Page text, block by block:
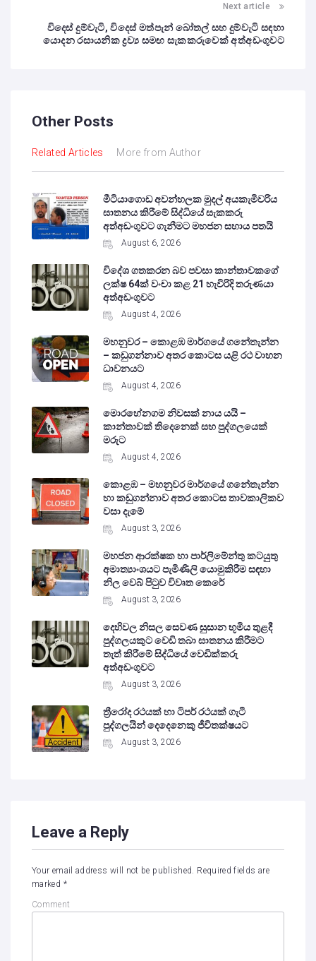
Next article
විදෙස් දුම්වැටි, විදෙස් මත්පැන් බෝතල් සහ දුම්වැටි සඳහා
යොදන රසායනික ද්‍රව්‍ය සමඟ සැකකරුවෙක් අත්අඩංගුවට
Other Posts
Related Articles More from Author
මීටියාගොඩ අවන්හලක මුදල් අයකැමිවරිය
ඝාතනය කිරීමේ සිද්ධියේ සැකකරු
අත්අඩංගුවට ගැනීමට මහජන සහාය පතයි
August 6, 2026
විදේශ ගතකරන බව පවසා කාන්තාවකගේ
ලක්ෂ 64ක් වංචා කළ 21 හැවිරිදි තරුණයා
අත්අඩංගුවට
August 4, 2026
මහනුවර – කොළඹ මාර්ගයේ ගනේතැන්න
– කඩුගන්නාව අතර කොටස යළි රථ වාහන
ධාවනයට
August 4, 2026
මොරහේනගම නිවසක් නාය යයි –
කාන්තාවක් තිදෙනෙක් සහ පුද්ගලයෙක්
මරුට
August 4, 2026
කොළඹ – මහනුවර මාර්ගයේ ගනේතැන්න
හා කඩුගන්නාව අතර කොටස තාවකාලිකව
වසා දැමේ
August 3, 2026
මහජන ආරක්ෂක හා පාර්ලිමේන්තු කටයුතු
අමාත්‍යාංශයට පැමිණිලි යොමුකිරීම සඳහා
නිල වෙබ් පිටුව විවෘත කෙරේ
August 3, 2026
දෙහිවල නිසල සෙවණ සුසාන භූමිය තුළදී
පුද්ගලයකුට වෙඩි තබා ඝාතනය කිරීමට
තැත් කිරීමේ සිද්ධියේ වෙඩික්කරු
අත්අඩංගුවට
August 3, 2026
ත්‍රීරෝද රථයක් හා ටිපර් රථයක් ගැටී
පුද්ගලයින් දෙදෙනෙකු ජීවිතක්ෂයට
August 3, 2026
Leave a Reply
Your email address will not be published.
Required fields are
marked *
Comment